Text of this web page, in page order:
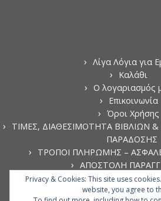
Privacy & Cookies: This site uses
website, you agree to
Λίγα Λόγια για
Καλάθι
Ο λογαριασμός
Επικοινωνία
Όροι Χρήσης
ΤΙΜΕΣ, ΔΙΑΘΕΣΙΜΟΤΗΤΑ ΒΙΒΛΙΩΝ
ΠΑΡΑΔΟΣΗΣ
ΤΡΟΠΟΙ ΠΛΗΡΩΜΗΣ –
ΑΠΟΣΤΟΛΗ
ΑΚΥΡΩΣΗ
ΠΟΛΙΤΙΚΗ